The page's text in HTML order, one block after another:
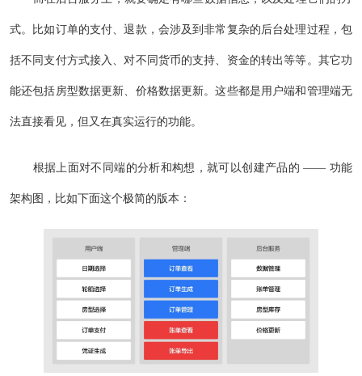
式。比如订单的支付、退款，会涉及到非常复杂的后台处理过程，包
括不同支付方式接入、对不同货币的支持、资金的转出等等。其它功
能还包括房型数据更新、价格数据更新。这些都是用户端和管理端无
法直接看见，但又在真实运行的功能。
根据上面对不同端的分析和构想，就可以创建产品的 —— 功能
架构图，比如下面这个极简的版本：